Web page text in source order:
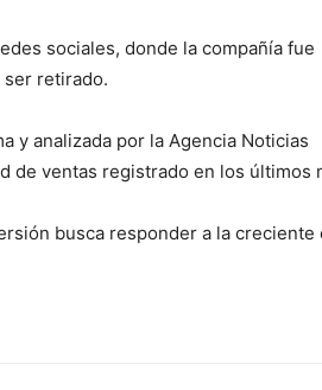
sociales, donde la compañía fue
retirado.
y analizada por la Agencia Noticias
de ventas registrado en los últimos
busca responder a la creciente